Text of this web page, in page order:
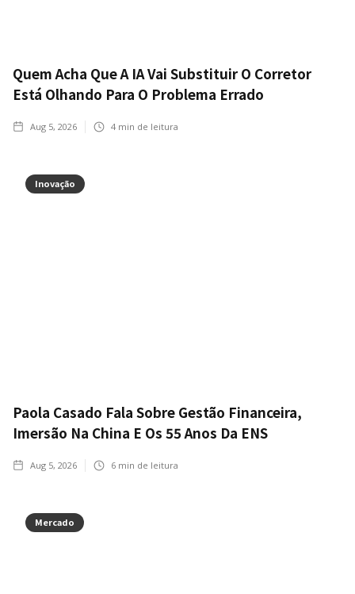
Quem Acha Que A IA Vai Substituir O Corretor
Está Olhando Para O Problema Errado
Aug 5, 2026 4 min de leitura
Inovação
Paola Casado Fala Sobre Gestão Financeira,
Imersão Na China E Os 55 Anos Da ENS
Aug 5, 2026 6 min de leitura
Mercado